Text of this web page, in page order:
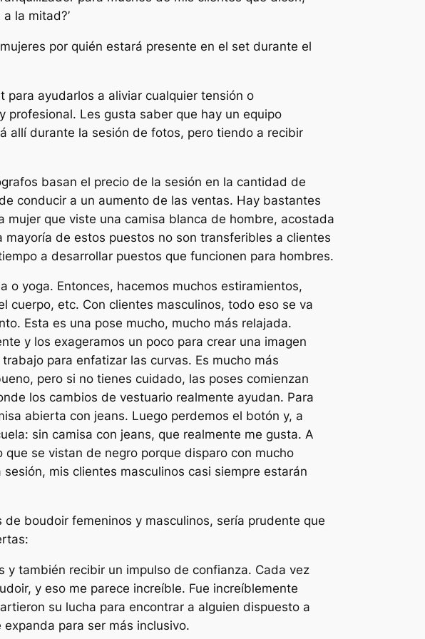
la mitad?’
por quién estará presente en el set durante el
ayudarlos a aliviar cualquier tensión o
profesional. Les gusta saber que hay un equipo
allí durante la sesión de fotos, pero tiendo a recibir
basan el precio de la sesión en la cantidad de
conducir a un aumento de las ventas. Hay bastantes
que viste una camisa blanca de hombre, acostada
de estos puestos no son transferibles a clientes
a desarrollar puestos que funcionen para hombres.
o yoga. Entonces, hacemos muchos estiramientos,
cuerpo, etc. Con clientes masculinos, todo eso se va
Esta es una pose mucho, mucho más relajada.
y los exageramos un poco para crear una imagen
para enfatizar las curvas. Es mucho más
pero si no tienes cuidado, las poses comienzan
los cambios de vestuario realmente ayudan. Para
abierta con jeans. Luego perdemos el botón y, a
sin camisa con jeans, que realmente me gusta. A
se vistan de negro porque disparo con mucho
mis clientes masculinos casi siempre estarán
boudoir femeninos y masculinos, sería prudente que
también recibir un impulso de confianza. Cada vez
y eso me parece increíble. Fue increíblemente
su lucha para encontrar a alguien dispuesto a
para ser más inclusivo.